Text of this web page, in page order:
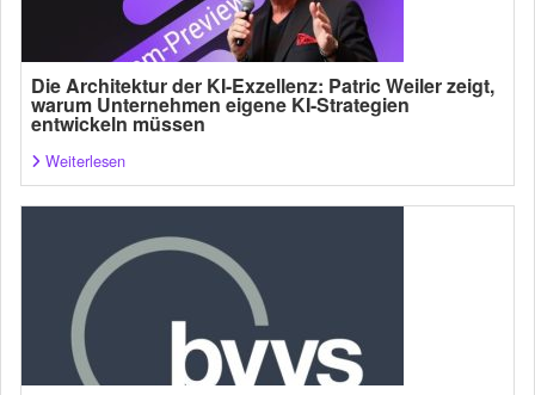
Die Architektur der KI-Exzellenz: Patric Weiler zeigt,
warum Unternehmen eigene KI-Strategien
entwickeln müssen
Weiterlesen